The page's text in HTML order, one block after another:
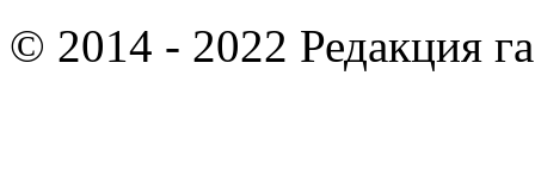
© 2014 - 2022 Редакция